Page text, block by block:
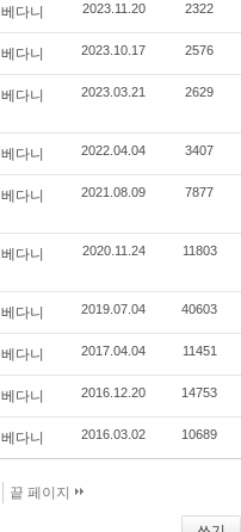
베다니 2023.11.20 2322
베다니 2023.10.17 2576
베다니 2023.03.21 2629
베다니 2022.04.04 3407
베다니 2021.08.09 7877
베다니 2020.11.24 11803
베다니 2019.07.04 40603
베다니 2017.04.04 11451
베다니 2016.12.20 14753
베다니 2016.03.02 10689
끝 페이지